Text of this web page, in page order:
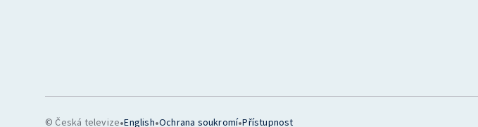
© Česká televize•English•Ochrana soukromí•Přístupnost